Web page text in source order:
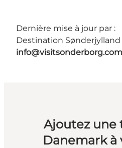
Dernière mise à jour par :
Destination
info@visitsonderborg.com
Ajoutez une
Danemark à